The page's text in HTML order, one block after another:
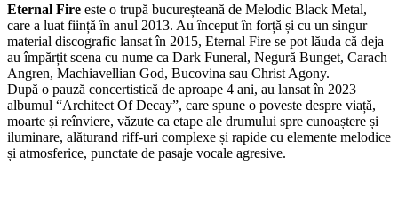
Eternal Fire este o trupă bucureșteană de Melodic Black Metal,
care a luat ființă în anul 2013. Au început în forță și cu un singur
material discografic lansat în 2015, Eternal Fire se pot lăuda că deja
au împărțit scena cu nume ca Dark Funeral, Negură Bunget, Carach
Angren, Machiavellian God, Bucovina sau Christ Agony.
După o pauză concertistică de aproape 4 ani, au lansat în 2023
albumul “Architect Of Decay”, care spune o poveste despre viață,
moarte și reînviere, văzute ca etape ale drumului spre cunoaștere și
iluminare, alăturand riff-uri complexe și rapide cu elemente melodice
și atmosferice, punctate de pasaje vocale agresive.